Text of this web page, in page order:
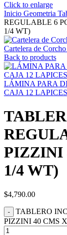
Click to enlarge
Inicio Geometria
REGULABLE 6
1/4 WT)
Cartelera de
Back to products
LÁMINA PARA
CAJA 12
PIZZINI
1/4 WT)
$4,790.00
TABLERO
PIZZINI 40 CMS